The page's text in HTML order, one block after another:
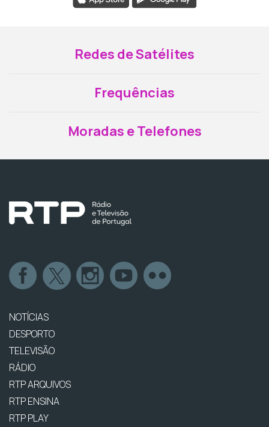
Redes de Satélites
Frequências
Moradas e Telefones
NOTÍCIAS
DESPORTO
TELEVISÃO
RÁDIO
RTP ARQUIVOS
RTP ENSINA
RTP PLAY